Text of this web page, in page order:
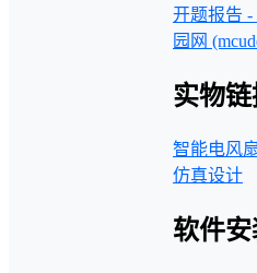
开题报告 -
园网
实物链
智能电风
仿真设计
软件安